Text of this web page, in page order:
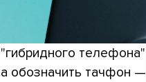
телефона"
обозначить тачфон —